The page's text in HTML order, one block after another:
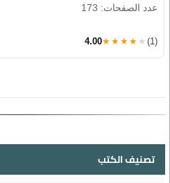
عدد الصفحات: 173
4.00★★★★★ (1)
تصنيف الكتب